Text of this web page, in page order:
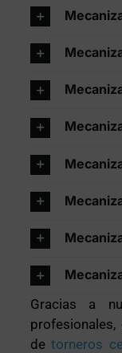
Gracias a
detorneros